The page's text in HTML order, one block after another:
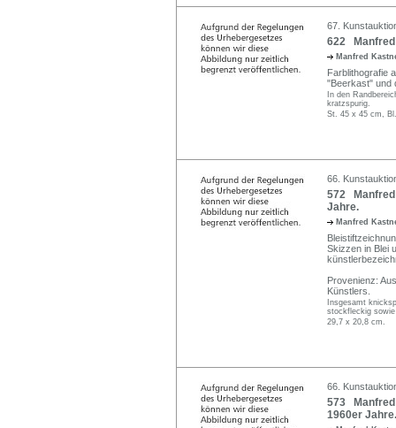
67.
622 Manfred
Manfred
Farblithografie
"Beerkast" und
In den
kratzspurig.
St. 45 x 45 cm,
66.
572 Manfred
Jahre.
Manfred
Skizzen in Blei
Provenienz:
Künstlers.
Insgesamt
stockfleckig
29,7 x 20,8 cm.
66.
573 Manfred
1960er Jahre.